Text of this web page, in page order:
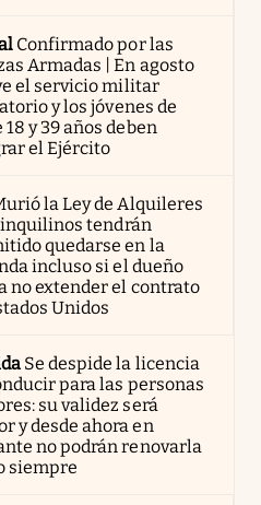
Confirmado por las
Armadas | En agosto
el servicio militar
y los jóvenes de
y 39 años deben
el Ejército
la Ley de Alquileres
inquilinos tendrán
quedarse en la
incluso si el dueño
no extender el contrato
Unidos
Se despide la licencia
para las personas
su validez será
y desde ahora en
no podrán renovarla
siempre